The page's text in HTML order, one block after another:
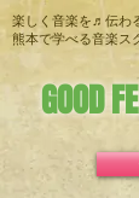
GOOD
楽しく音楽を♬伝わ
熊本で学べる音楽ス